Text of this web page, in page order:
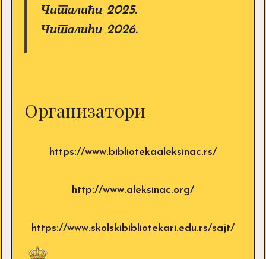
Читалићи 2025.
Читалићи 2026.
Организатори
https://www.bibliotekaaleksinac.rs/
http://www.aleksinac.org/
https://www.skolskibibliotekari.edu.rs/sajt/